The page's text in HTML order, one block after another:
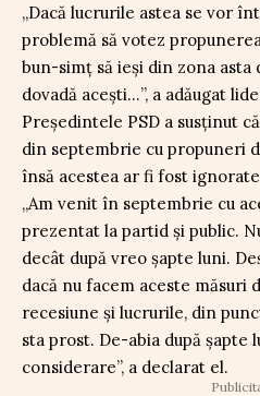
„Dacă lucrurile astea se vor
problemă să votez
bun-simț să ieși din zona asta
dovadă acești…”, a adăugat
Președintele PSD a susținut
din septembrie cu propuneri
însă acestea ar fi fost
„Am venit în septembrie cu
prezentat la partid și public.
decât după vreo șapte luni.
dacă nu facem aceste
recesiune și lucrurile, din
sta prost. De-abia după șapte
considerare”, a declarat el.